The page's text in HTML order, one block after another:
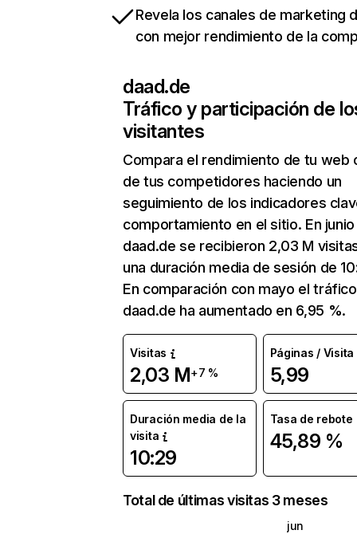
Revela los canales de marketing
con mejor rendimiento de la
daad.de
Tráfico y participación de
visitantes
Compara el rendimiento de tu web
de tus competidores haciendo un
seguimiento de los indicadores
comportamiento en el sitio. En junio
daad.de se recibieron 2,03 M
una duración media de sesión de
En comparación con mayo el
daad.de ha aumentado en 6,95 %.
Visitas
2,03 M+7 %
Páginas / Visita
5,99
Duración media de la
visita
10:29
Tasa de rebote
45,89 %
Total de últimas visitas 3 meses
jun